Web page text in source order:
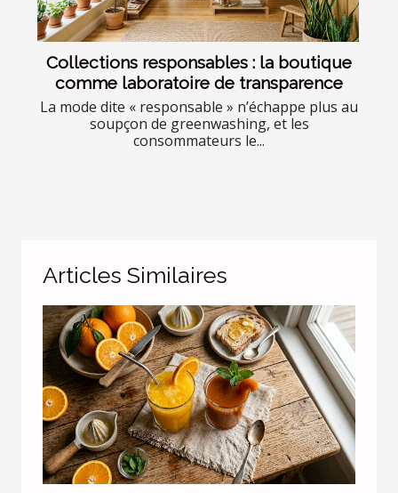
Collections responsables : la boutique
comme laboratoire de transparence
La mode dite « responsable » n’échappe plus au
soupçon de greenwashing, et les
consommateurs le...
Articles Similaires